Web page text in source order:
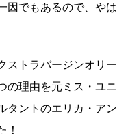
因でもあるので、やは
ストラバージンオリー
の理由を元ミス・ユニ
タントのエリカ・アン
！